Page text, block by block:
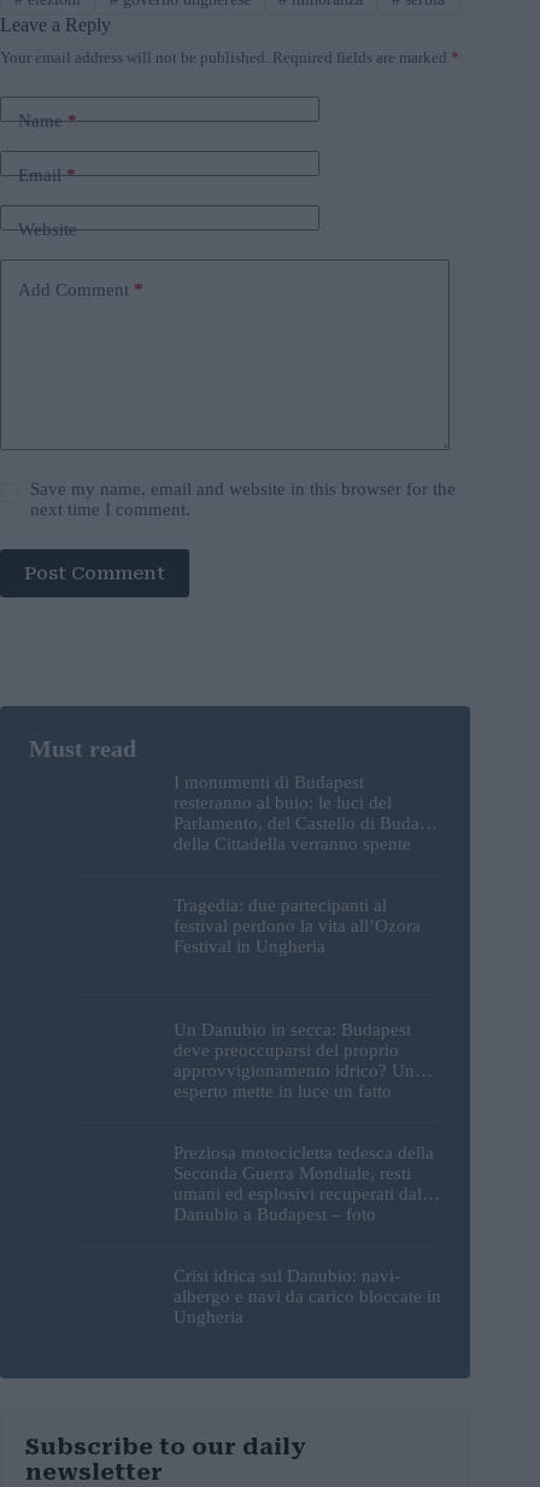
Leave a Reply
Your email address will not be published. Required fields are marked *
Name*
Email*
Website
Add Comment *
Save my name, email and website in this browser for the
next time I comment.
Post Comment
I monumenti di Budapest
resteranno al buio: le luci del
Parlamento, del Castello di Buda e
della Cittadella verranno spente
Tragedia: due partecipanti al
festival perdono la vita all’Ozora
Festival in Ungheria
Un Danubio in secca: Budapest
deve preoccuparsi del proprio
approvvigionamento idrico? Un
esperto mette in luce un fatto
Preziosa motocicletta tedesca della
Seconda Guerra Mondiale, resti
umani ed esplosivi recuperati dal
Danubio a Budapest – foto
Crisi idrica sul Danubio: navi-
albergo e navi da carico bloccate in
Ungheria
Subscribe to our daily
newsletter